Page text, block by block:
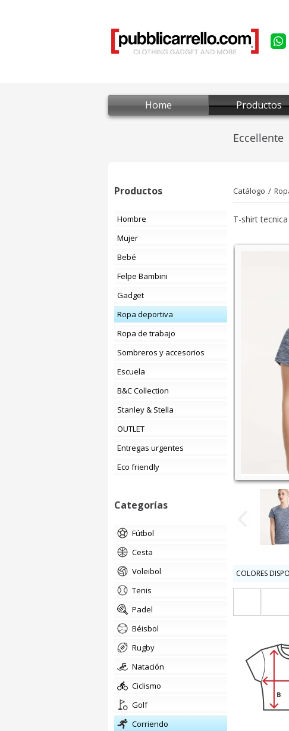
Home Productos
Productos
Hombre
Mujer
Bebé
Felpe Bambini
Gadget
Ropa deportiva
Ropa de trabajo
Sombreros y accesorios
Escuela
B&C Collection
Stanley & Stella
OUTLET
Entregas urgentes
Eco friendly
Categorías
fútbol
cesta
voleibol
tenis
padel
béisbol
rugby
natación
ciclismo
golf
corriendo
Catálogo
T-shirt
COLORES